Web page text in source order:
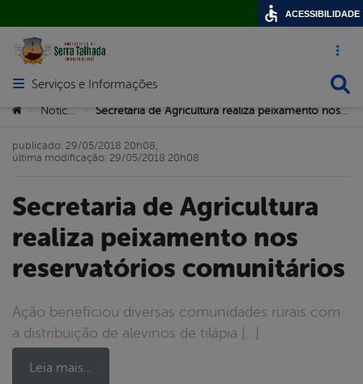
Acesso
Abrir menu principal de navegação
Serviços e Informações
Você está aqui:
> Notícias >
Secretaria de Agricultura
realiza peixamento nos
reservatórios comunitários
Ação beneficiou diversas comunidades rurais com
a distribuição de alevinos de tilápia […]
Leia mais…
publicado: 29/05/2018 20h08,
última modificação: 29/05/2018 20h08
ACESSIBILIDADE